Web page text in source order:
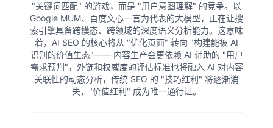
"关键词匹配" 的游戏，而是 "用户意图理解" 的竞争。以
Google MUM、百度文心一言为代表的大模型，正在让搜
索引擎具备跨模态、跨领域的深度语义分析能力。这意味
着，AI SEO 的核心将从 "优化页面" 转向 "构建能被 AI
识别的价值生态"—— 内容生产会更依赖 AI 辅助的 "用户
需求预判"，外链和权威度的评估标准也将融入 AI 对内容
关联性的动态分析，传统 SEO 的 "技巧红利" 将逐渐消
失，"价值红利" 成为唯一通行证。